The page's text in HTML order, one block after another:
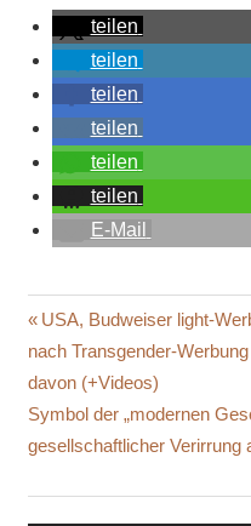
teilen
teilen
teilen
teilen
teilen
teilen
E-Mail
Vorheriger
Beitrag:
USA, Budweiser light-
nach Transgender-
davon (+Videos)
Nächster
Beitrag:
Symbol der „modernen
gesellschaftlicher Verirrung